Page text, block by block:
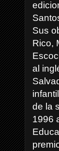
Sus
Rico,
al
de la
1996